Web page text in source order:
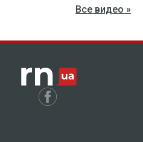
Все видео »